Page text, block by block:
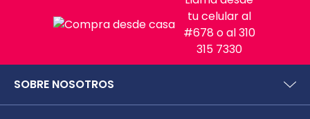
tu celular al
#678 o al 310
315 7330
SOBRE NOSOTROS